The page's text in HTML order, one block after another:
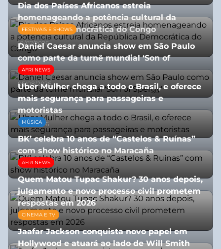
Dia dos Países Africanos estreia
homenageando a potência cultural da
República Democrática do Congo
10/07/2026
FESTIVAIS E SHOWS
Daniel Caesar anuncia show em São Paulo
como parte da turnê mundial ‘Son of
Spergy’
05/08/2026
AFRI NEWS
Uber Mulher chega a todo o Brasil, e oferece
mais segurança para passageiras e
motoristas
10/07/2026
MÚSICA
BK’ celebra 10 anos de “Castelos & Ruínas”
com show histórico no Maracaña
06/08/2026
AFRI NEWS
Quem Matou Tupac Shakur? 30 anos depois,
julgamento e novo processo civil prometem
respostas em 2026
05/08/2026
CINEMA E TV
Jaafar Jackson conquista novo papel em
Hollywood e atuará ao lado de Will Smith